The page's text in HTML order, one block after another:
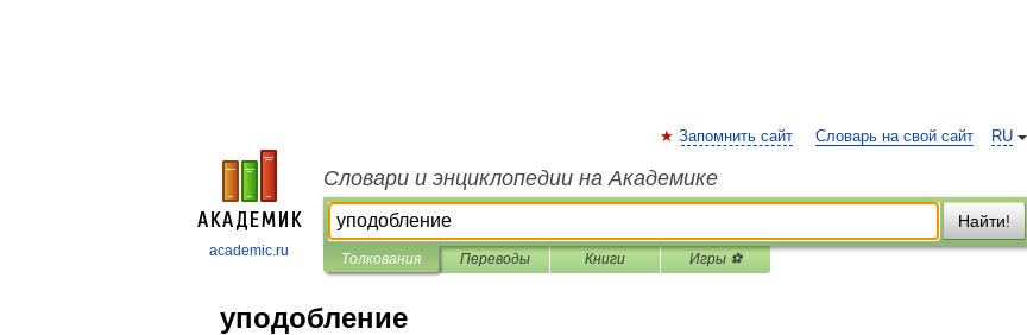
academic.ru
RU
Запомнить сайт Словарь на свой сайт
Словари и энциклопедии на Академике
Найти!
Толкования Переводы Книги Игры ⚽
уподобление